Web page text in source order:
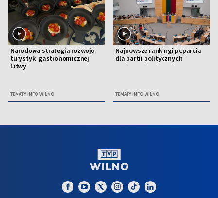
Narodowa strategia rozwoju
turystyki gastronomicznej
Litwy
TEMATY INFO WILNO
Najnowsze rankingi poparcia
dla partii politycznych
TEMATY INFO WILNO